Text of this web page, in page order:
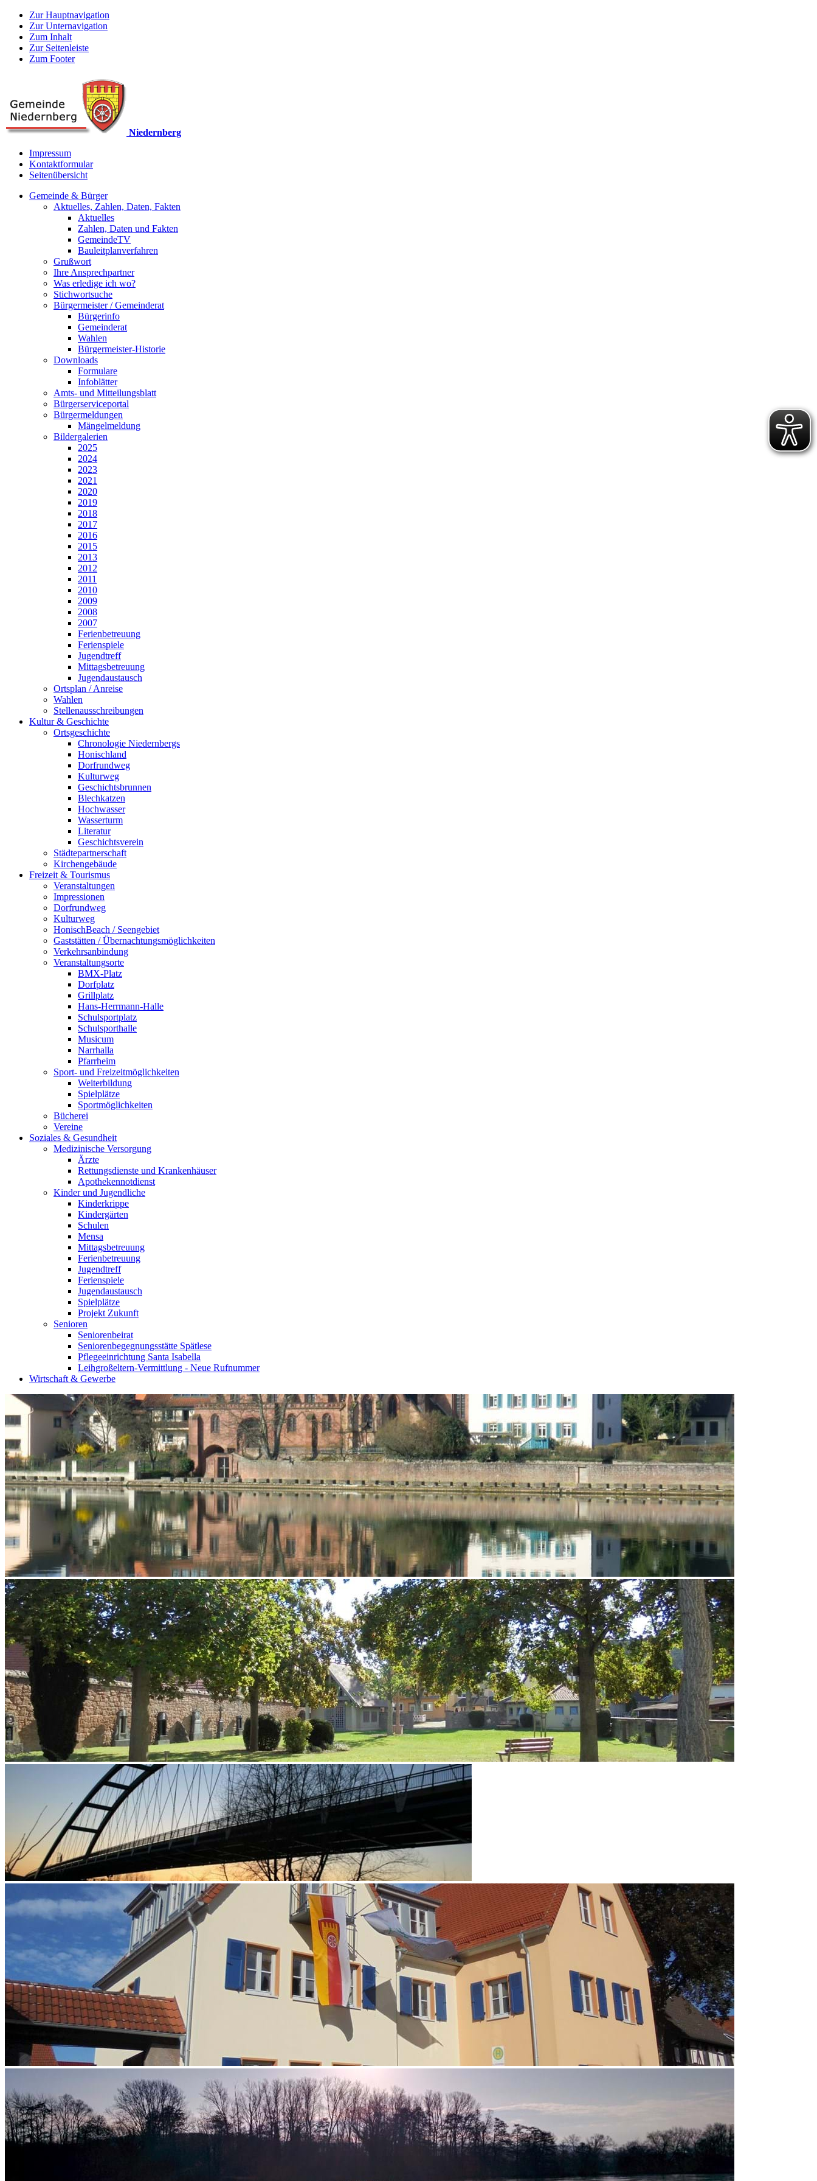
Zur Hauptnavigation
Zur Unternavigation
Zum Inhalt
Zur Seitenleiste
Zum Footer
Niedernberg
Impressum
Kontaktformular
Seitenübersicht
Gemeinde & Bürger
Aktuelles, Zahlen, Daten, Fakten
Aktuelles
Zahlen, Daten und Fakten
GemeindeTV
Bauleitplanverfahren
Grußwort
Ihre Ansprechpartner
Was erledige ich wo?
Stichwortsuche
Bürgermeister / Gemeinderat
Bürgerinfo
Gemeinderat
Wahlen
Bürgermeister-Historie
Downloads
Formulare
Infoblätter
Amts- und Mitteilungsblatt
Bürgerserviceportal
Bürgermeldungen
Mängelmeldung
Bildergalerien
2025
2024
2023
2021
2020
2019
2018
2017
2016
2015
2013
2012
2011
2010
2009
2008
2007
Ferienbetreuung
Ferienspiele
Jugendtreff
Mittagsbetreuung
Jugendaustausch
Ortsplan / Anreise
Wahlen
Stellenausschreibungen
Kultur & Geschichte
Ortsgeschichte
Chronologie Niedernbergs
Honischland
Dorfrundweg
Kulturweg
Geschichtsbrunnen
Blechkatzen
Hochwasser
Wasserturm
Literatur
Geschichtsverein
Städtepartnerschaft
Kirchengebäude
Freizeit & Tourismus
Veranstaltungen
Impressionen
Dorfrundweg
Kulturweg
HonischBeach / Seengebiet
Gaststätten / Übernachtungsmöglichkeiten
Verkehrsanbindung
Veranstaltungsorte
BMX-Platz
Dorfplatz
Grillplatz
Hans-Herrmann-Halle
Schulsportplatz
Schulsporthalle
Musicum
Narrhalla
Pfarrheim
Sport- und Freizeitmöglichkeiten
Weiterbildung
Spielplätze
Sportmöglichkeiten
Bücherei
Vereine
Soziales & Gesundheit
Medizinische Versorgung
Ärzte
Rettungsdienste und Krankenhäuser
Apothekennotdienst
Kinder und Jugendliche
Kinderkrippe
Kindergärten
Schulen
Mensa
Mittagsbetreuung
Ferienbetreuung
Jugendtreff
Ferienspiele
Jugendaustausch
Spielplätze
Projekt Zukunft
Senioren
Seniorenbeirat
Seniorenbegegnungsstätte Spätlese
Pflegeeinrichtung Santa Isabella
Leihgroßeltern-Vermittlung - Neue Rufnummer
Wirtschaft & Gewerbe